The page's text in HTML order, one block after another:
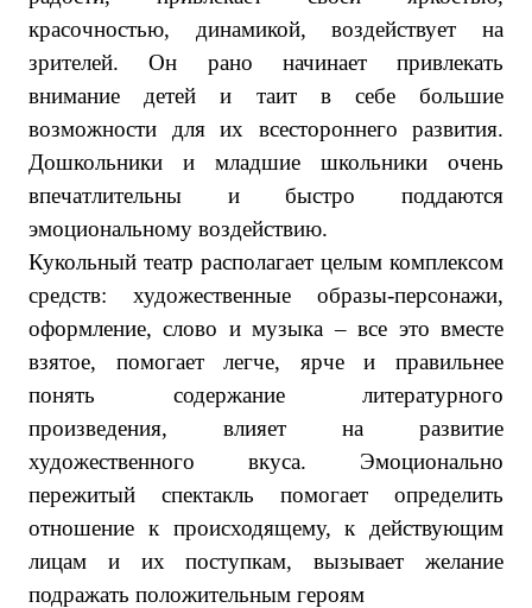
красочностью, динамикой, воздействует на
зрителей. Он рано начинает привлекать
внимание детей и таит в себе большие
возможности для их всестороннего развития.
Дошкольники и младшие школьники очень
впечатлительны и быстро поддаются
эмоциональному воздействию.
Кукольный театр располагает целым комплексом
средств: художественные образы-персонажи,
оформление, слово и музыка – все это вместе
взятое, помогает легче, ярче и правильнее
понять содержание литературного
произведения, влияет на развитие
художественного вкуса. Эмоционально
пережитый спектакль помогает определить
отношение к происходящему, к действующим
лицам и их поступкам, вызывает желание
подражать положительным героям